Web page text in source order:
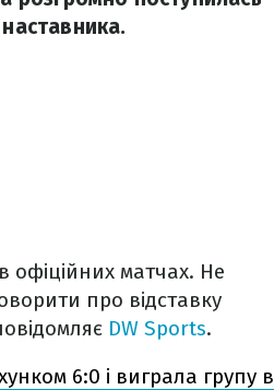
офіційних матчах. Не
про відставку
DW Sports.
6:0 і виграла групу в